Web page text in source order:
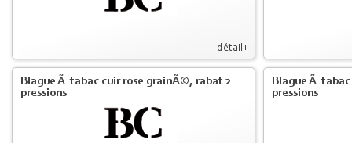
détail+
Blague Ã tabac cuir rose grainÃ©, rabat 2
pressions
Blague Ã
pressions